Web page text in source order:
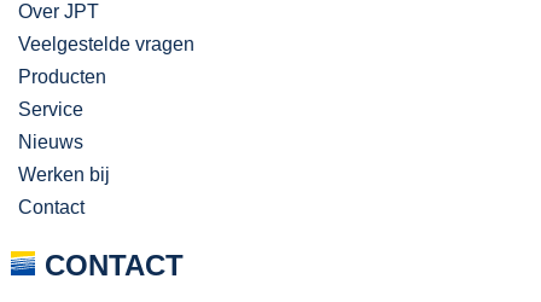
Over JPT
Veelgestelde vragen
Producten
Service
Nieuws
Werken bij
Contact
CONTACT